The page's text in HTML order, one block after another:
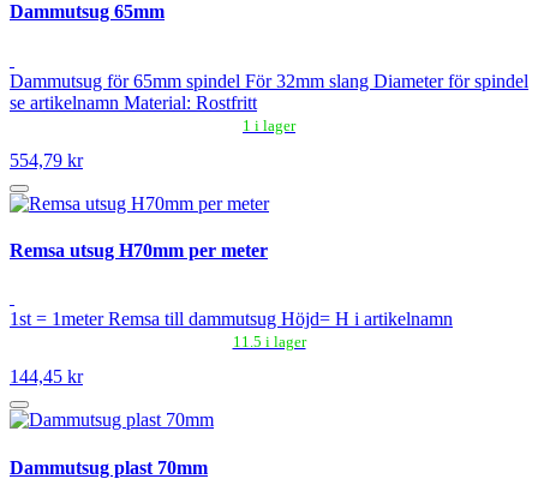
Dammutsug 65mm
Dammutsug för 65mm spindel För 32mm slang Diameter för spindel
se artikelnamn Material: Rostfritt
1 i lager
554,79 kr
Remsa utsug H70mm per meter
1st = 1meter Remsa till dammutsug Höjd= H i artikelnamn
11.5 i lager
144,45 kr
Dammutsug plast 70mm